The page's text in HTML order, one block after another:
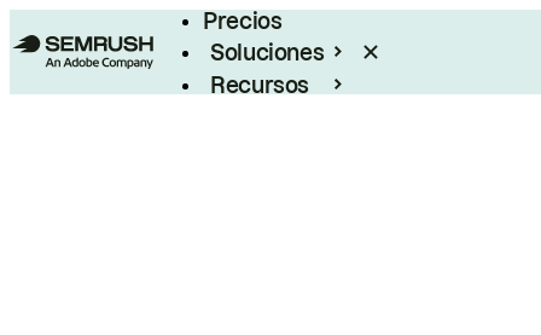
Precios
Soluciones
Recursos